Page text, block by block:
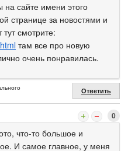
на сайте имени этого
странице за новостями и
смотрите:
там все про новую
очень понравилась.
Ответить
0
что-то большое и
И самое главное, у меня